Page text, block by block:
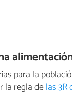
para la
la regla delas 3R